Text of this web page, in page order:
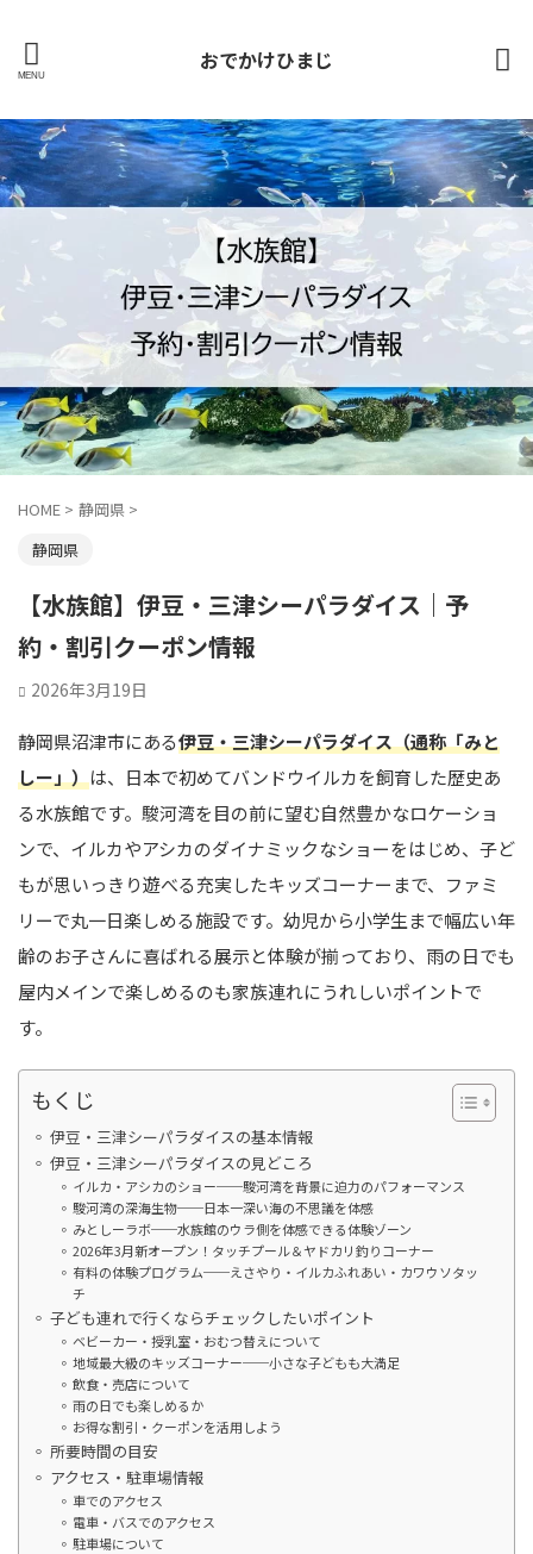
おでかけひまじ
HOME > 静岡県 >
静岡県
【水族館】伊豆・三津シーパラダイス｜予
約・割引クーポン情報
2026年3月19日
静岡県沼津市にある伊豆・三津シーパラダイス（通称「みと
しー」）は、日本で初めてバンドウイルカを飼育した歴史あ
る水族館です。駿河湾を目の前に望む自然豊かなロケーショ
ンで、イルカやアシカのダイナミックなショーをはじめ、子ど
もが思いっきり遊べる充実したキッズコーナーまで、ファミ
リーで丸一日楽しめる施設です。幼児から小学生まで幅広い年
齢のお子さんに喜ばれる展示と体験が揃っており、雨の日でも
屋内メインで楽しめるのも家族連れにうれしいポイントで
す。
もくじ
伊豆・三津シーパラダイスの基本情報
伊豆・三津シーパラダイスの見どころ
イルカ・アシカのショー──駿河湾を背景に迫力のパフォーマンス
駿河湾の深海生物──日本一深い海の不思議を体感
みとしーラボ──水族館のウラ側を体感できる体験ゾーン
2026年3月新オープン！タッチプール＆ヤドカリ釣りコーナー
有料の体験プログラム──えさやり・イルカふれあい・カワウソタッ
チ
子ども連れで行くならチェックしたいポイント
ベビーカー・授乳室・おむつ替えについて
地域最大級のキッズコーナー──小さな子どもも大満足
飲食・売店について
雨の日でも楽しめるか
お得な割引・クーポンを活用しよう
所要時間の目安
アクセス・駐車場情報
車でのアクセス
電車・バスでのアクセス
駐車場について